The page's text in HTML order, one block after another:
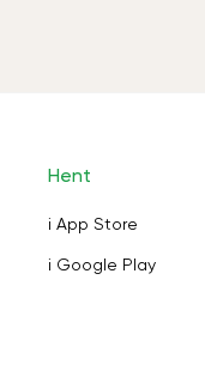
Hent
i App Store
i Google Play